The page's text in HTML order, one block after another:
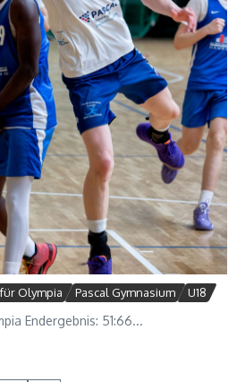
Olympia Pascal Gymnasium U18
Endergebnis: 51:66...